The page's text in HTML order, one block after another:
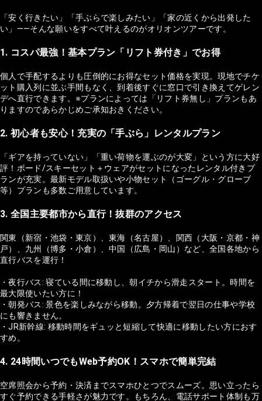
「安く行きたい」「手ぶらで楽しみたい」「家の近くから出発した
い」——そんな願いをすべて叶えるのがオリオンツアーです。
1. コスパ最強！基本プラン「リフト券付き」でお得
個人で手配するよりも圧倒的にお得なセット価格を実現。現地でチケ
ット購入列に並ぶ手間もなく、到着後すぐに窓口で引き換えてゲレン
デへ直行できます。※プランによっては「リフト券無し」プランもあ
りますのであらかじめご承知おきください。
2. 初心者も安心！充実の「手ぶら」レンタルプラン
「ギアを持っていない」「重い荷物を運ぶのが大変」という方に大好
評！ボード/スキーセット＋ウェアがセットになったレンタル付きプ
ランが充実。最新モデル取扱いや小物セット（ゴーグル・グローブ
等）プランも多数ご用意しています。
3. 全国主要都市から直行！抜群のアクセス
関東（新宿・池袋・東京）、東海（名古屋）、関西（大阪・京都・神
戸）、九州（博多・小倉）、中国（広島・岡山）など、全国各地から
直行バスを運行！
・夜行バス: 寝ている間に移動し、朝イチから滑走スタート。時間を
最大限使いたい方に！
・朝発バス: 景色を楽しみながら移動。夕方帰着で翌日の仕事や学校
にも響きません。
・JR新幹線: 移動時間をギュッと短縮して快適に移動したい方におす
すめ。
4. 24時間いつでもWeb予約OK！スマホで簡単完結
空席照会から予約・決済までスマホひとつでスムーズ。思い立ったら
すぐ予約できる手軽さが魅力です。もちろん、電話サポート体制も万